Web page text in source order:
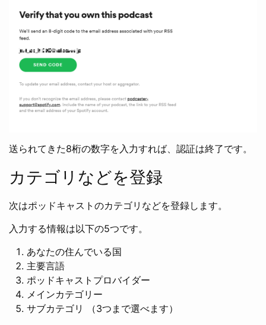
送られてきた8桁の数字を入力すれば、認証は終了です。
カテゴリなどを登録
次はポッドキャストのカテゴリなどを登録します。
入力する情報は以下の5つです。
あなたの住んでいる国
主要言語
ポッドキャストプロバイダー
メインカテゴリー
サブカテゴリ （3つまで選べます）